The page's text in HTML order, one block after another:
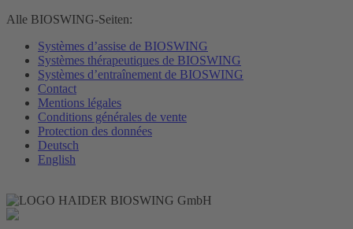
Alle BIOSWING-Seiten:
Systèmes d’assise de BIOSWING
Systèmes thérapeutiques de BIOSWING
Systèmes d’entraînement de BIOSWING
Contact
Mentions légales
Conditions générales de vente
Protection des données
Deutsch
English